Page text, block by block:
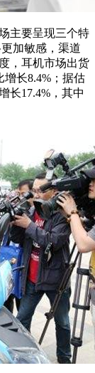
主要呈现三个特
加敏感，渠道
，耳机市场出货
增长8.4%；据估
长17.4%，其中